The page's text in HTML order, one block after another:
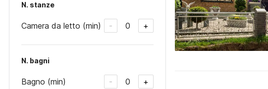
N. stanze
Camera da letto (min) - 0 +
N. bagni
Bagno (min) - 0 +